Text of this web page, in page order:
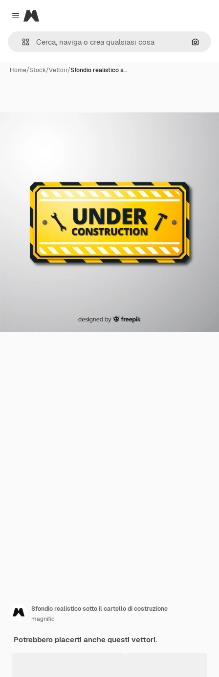
Close menu
Magnific
Cerca
Home/Stock/Vettori/Sfondio realistico s…
Sfondio realistico sotto il cartello di costruzione
magnific
Potrebbero piacerti anche questi vettori.